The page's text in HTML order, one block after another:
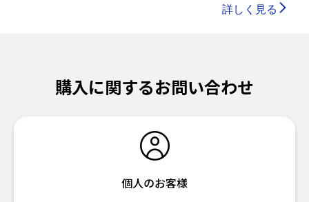
詳しく見る
購入に関するお問い合わせ
個人のお客様